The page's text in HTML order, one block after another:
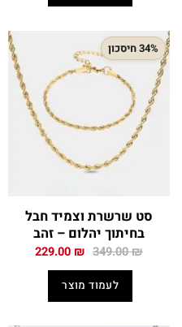
34% חיסכון
סט שרשרת וצמיד חבל
בחיתוך יהלום – זהב
349.00₪ המחיר
349.00 ₪.
229.00 ₪ המחיר
לעמוד מוצר